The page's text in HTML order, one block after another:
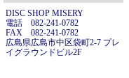
DISC SHOP MISERY
電話 082-241-0782
FAX 082-241-0782
広島県広島市中区袋町2-7 プレ
イグラウンドビル2F